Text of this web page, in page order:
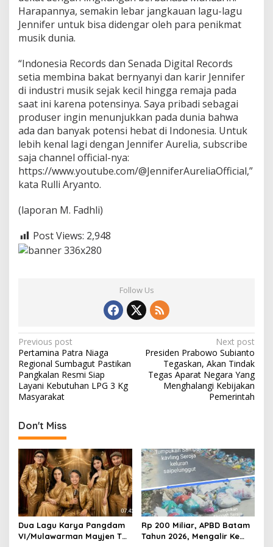
Harapannya, semakin lebar jangkauan lagu-lagu
Jennifer untuk bisa didengar oleh para penikmat
musik dunia.
“Indonesia Records dan Senada Digital Records
setia membina bakat bernyanyi dan karir Jennifer
di industri musik sejak kecil hingga remaja pada
saat ini karena potensinya. Saya pribadi sebagai
produser ingin menunjukkan pada dunia bahwa
ada dan banyak potensi hebat di Indonesia. Untuk
lebih kenal lagi dengan Jennifer Aurelia, subscribe
saja channel official-nya:
https://www.youtube.com/@JenniferAureliaOfficial,”
kata Rulli Aryanto.
(laporan M. Fadhli)
Post Views: 2,948
Follow Us
P
o
s
t
a
v
i
g
a
t
i
Previous post
Pertamina Patra Niaga
Regional Sumbagut Pastikan
Pangkalan Resmi Siap
Layani Kebutuhan LPG 3 Kg
Masyarakat
Next post
Presiden Prabowo Subianto
Tegaskan, Akan Tindak
Tegas Aparat Negara Yang
Menghalangi Kebijakan
Pemerintah
Don't Miss
Dua Lagu Karya Pangdam
VI/Mulawarman Mayjen TNI
Rp 200 Miliar, APBD Batam
Tahun 2026, Mengalir Ke